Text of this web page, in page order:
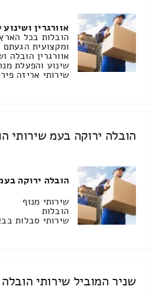
אוורגרין
הובלות בכל
ומקצועית
אוורגרין הובלה
שינוע והפעלת
שירותי אריזה
הובלה ירוקה בעמ שירותי
הובלה ירוקה
שירותי מנוף
הובלות
שירותי סבלות
שניר המוביל שירותי הובלה